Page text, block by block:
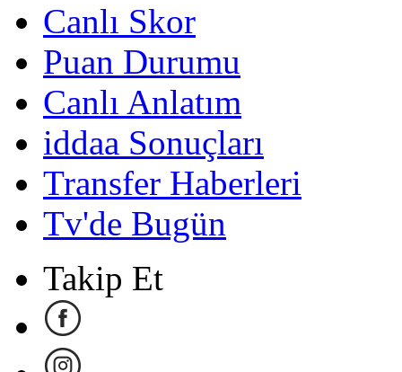
Canlı Skor
Puan Durumu
Canlı Anlatım
iddaa Sonuçları
Transfer Haberleri
Tv'de Bugün
Takip Et